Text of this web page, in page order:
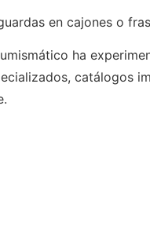
en cajones o
ha
catálogos